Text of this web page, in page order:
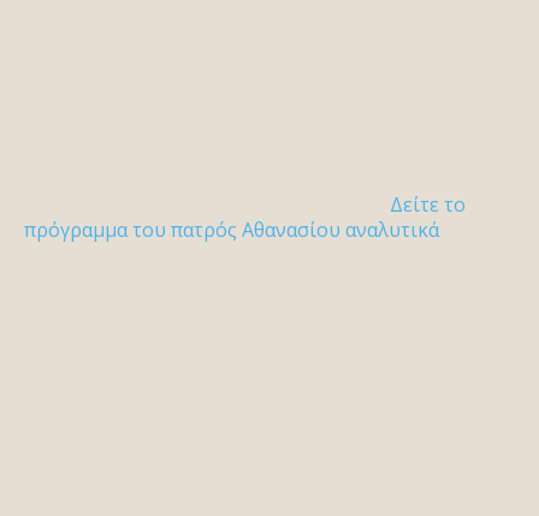
Δείτε το
πρόγραμμα του πατρός Αθανασίου αναλυτικά